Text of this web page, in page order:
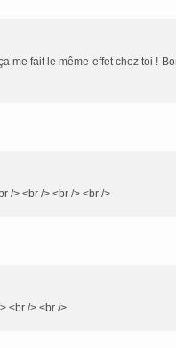
me fait le même effet chez toi !
/> <br /> <br /> <br />
<br /> <br />